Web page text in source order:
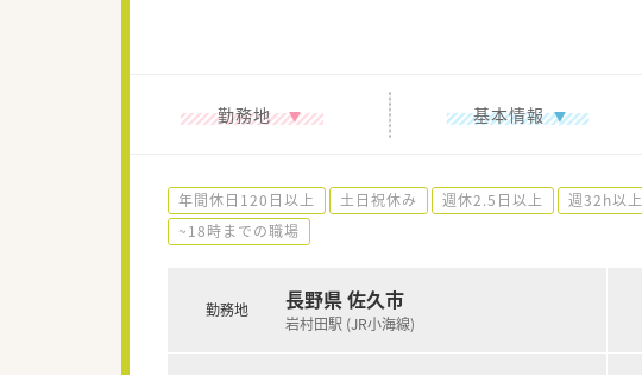
勤務地 基本情報
年間休日120日以上 土日祝休み 週休2.5日以上 週32h以上
~18時までの職場
勤務地 長野県 佐久市
岩村田駅 (JR小海線)